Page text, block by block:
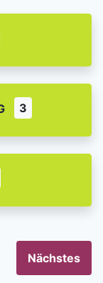
3
Nächstes